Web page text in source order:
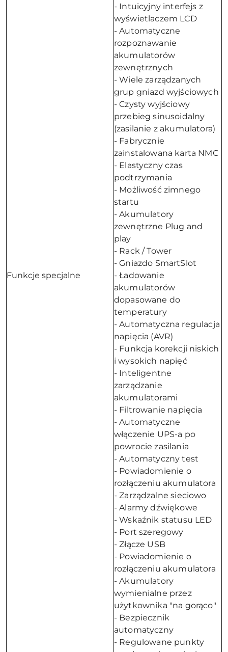
Funkcje specjalne
- Intuicyjny interfejs z
wyświetlaczem LCD
- Automatyczne
rozpoznawanie
akumulatorów
zewnętrznych
- Wiele zarządzanych
grup gniazd wyjściowych
- Czysty wyjściowy
przebieg sinusoidalny
(zasilanie z akumulatora)
- Fabrycznie
zainstalowana karta NMC
- Elastyczny czas
podtrzymania
- Możliwość zimnego
startu
- Akumulatory
zewnętrzne Plug and
play
- Rack / Tower
- Gniazdo SmartSlot
- Ładowanie
akumulatorów
dopasowane do
temperatury
- Automatyczna regulacja
napięcia (AVR)
- Funkcja korekcji niskich
i wysokich napięć
- Inteligentne
zarządzanie
akumulatorami
- Filtrowanie napięcia
- Automatyczne
włączenie UPS-a po
powrocie zasilania
- Automatyczny test
- Powiadomienie o
rozłączeniu akumulatora
- Zarządzalne sieciowo
- Alarmy dźwiękowe
- Wskaźnik statusu LED
- Port szeregowy
- Złącze USB
- Powiadomienie o
rozłączeniu akumulatora
- Akumulatory
wymienialne przez
użytkownika "na gorąco"
- Bezpiecznik
automatyczny
- Regulowane punkty